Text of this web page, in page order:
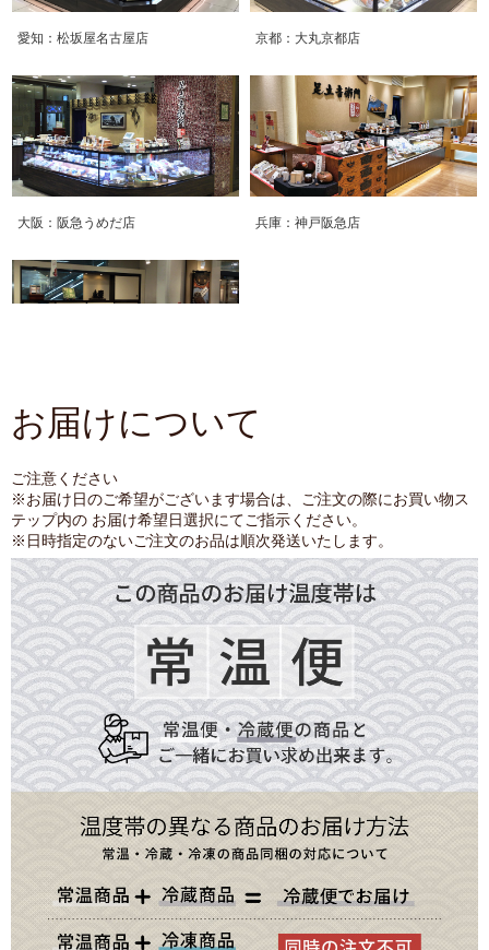
お届けについて
ご注意ください
※お届け日のご希望がございます場合は、ご注文の際にお買い物ス
テップ内の お届け希望日選択にてご指示ください。
※日時指定のないご注文のお品は順次発送いたします。